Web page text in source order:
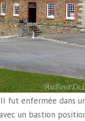
fut enfermée dans
un bastion